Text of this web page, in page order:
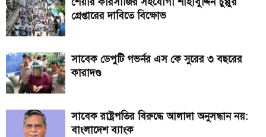
গ্রেপ্তারের দাবিতে বিক্ষোভ
সাবেক ডেপুটি গভর্নর এস কে সুরের ৩ বছরের
কারাদণ্ড
সাবেক রাষ্ট্রপতির বিরুদ্ধে আলাদা অনুসন্ধান নয়:
বাংলাদেশ ব্যাংক